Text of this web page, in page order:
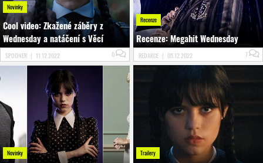
Novinky
Cool video: Zkažené záběry z
Wednesday a natáčení s Věcí
SPOONER | 11.12.2022 0
Recenze
Recenze: Megahit Wednesday
REDAKCE | 05.12.2022 7
Novinky Trailery